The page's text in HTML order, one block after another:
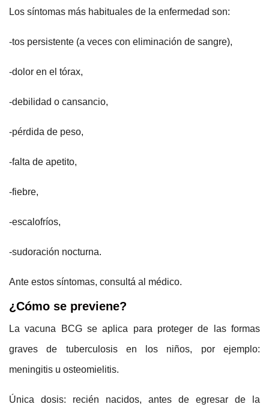
Los síntomas más habituales de la enfermedad son:
-tos persistente (a veces con eliminación de sangre),
-dolor en el tórax,
-debilidad o cansancio,
-pérdida de peso,
-falta de apetito,
-fiebre,
-escalofríos,
-sudoración nocturna.
Ante estos síntomas, consultá al médico.
¿Cómo se previene?
La vacuna BCG se aplica para proteger de las formas
graves de tuberculosis en los niños, por ejemplo:
meningitis u osteomielitis.
Única dosis: recién nacidos, antes de egresar de la